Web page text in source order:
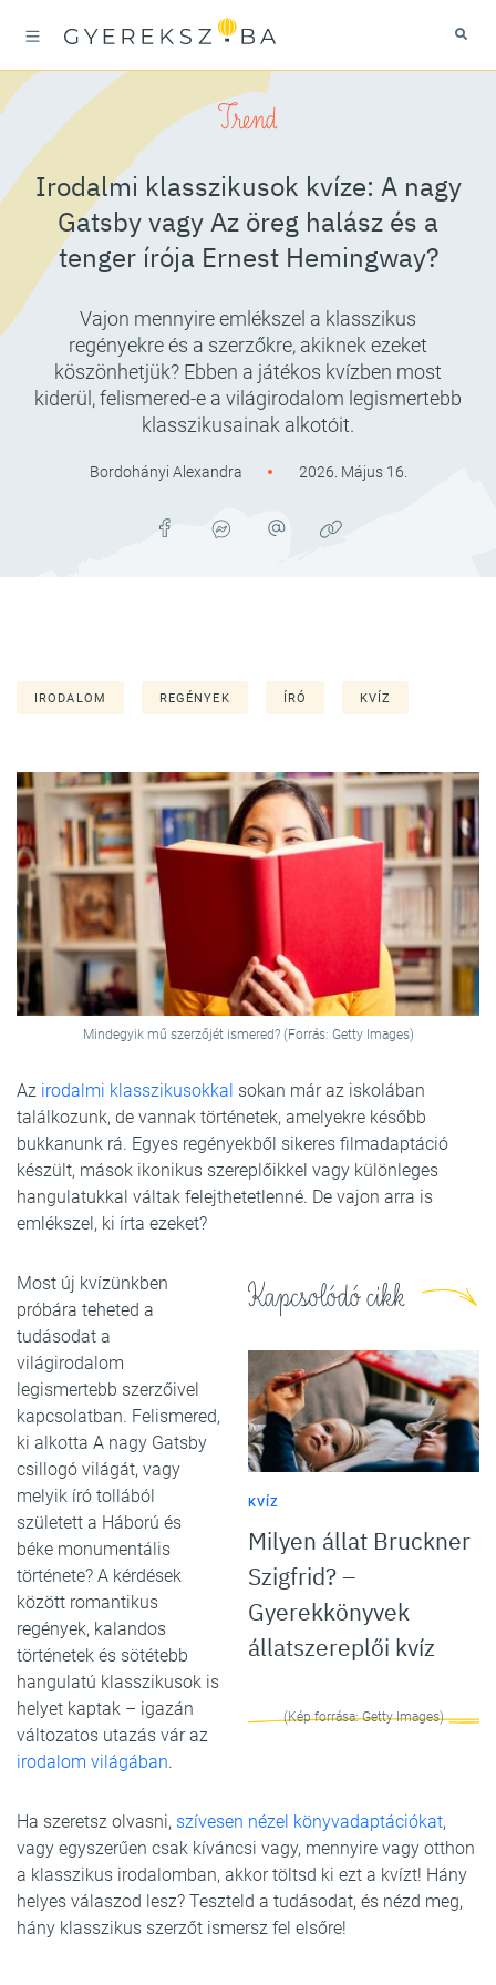
Trend
Irodalmi klasszikusok kvíze: A nagy
Gatsby vagy Az öreg halász és a
tenger írója Ernest Hemingway?
Vajon mennyire emlékszel a klasszikus
regényekre és a szerzőkre, akiknek ezeket
köszönhetjük? Ebben a játékos kvízben most
kiderül, felismered-e a világirodalom legismertebb
klasszikusainak alkotóit.
Bordohányi Alexandra 2026. Május 16.
IRODALOM REGÉNYEK ÍRÓ KVÍZ
Mindegyik mű szerzőjét ismered? (Forrás: Getty Images)
Az irodalmi klasszikusokkal sokan már az iskolában
találkozunk, de vannak történetek, amelyekre később
bukkanunk rá. Egyes regényekből sikeres filmadaptáció
készült, mások ikonikus szereplőikkel vagy különleges
hangulatukkal váltak felejthetetlenné. De vajon arra is
emlékszel, ki írta ezeket?
Kapcsolódó cikk
KVÍZ
Milyen állat Bruckner
Szigfrid? –
Gyerekkönyvek
állatszereplői kvíz
(Kép forrása: Getty Images)
Most új kvízünkben
próbára teheted a
tudásodat a
világirodalom
legismertebb szerzőivel
kapcsolatban. Felismered,
ki alkotta A nagy Gatsby
csillogó világát, vagy
melyik író tollából
született a Háború és
béke monumentális
története? A kérdések
között romantikus
regények, kalandos
történetek és sötétebb
hangulatú klasszikusok is
helyet kaptak – igazán
változatos utazás vár az
irodalom világában.
Ha szeretsz olvasni, szívesen nézel könyvadaptációkat,
vagy egyszerűen csak kíváncsi vagy, mennyire vagy otthon
a klasszikus irodalomban, akkor töltsd ki ezt a kvízt! Hány
helyes válaszod lesz? Teszteld a tudásodat, és nézd meg,
hány klasszikus szerzőt ismersz fel elsőre!